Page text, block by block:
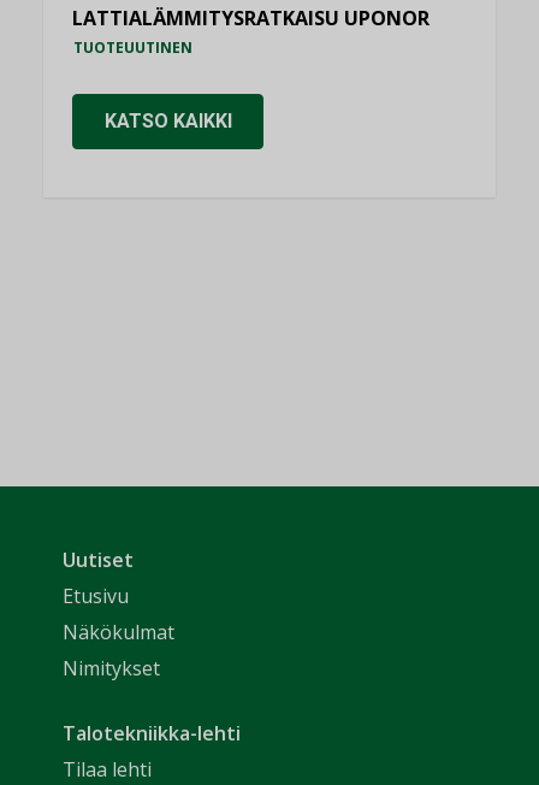
LATTIALÄMMITYSRATKAISU UPONOR
TUOTEUUTINEN
KATSO KAIKKI
Uutiset
Etusivu
Näkökulmat
Nimitykset
Talotekniikka-lehti
Tilaa lehti